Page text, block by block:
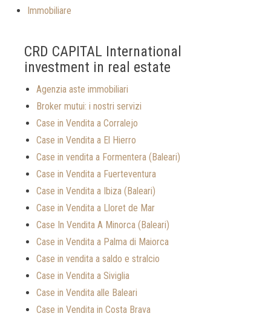
Immobiliare
CRD CAPITAL International
investment in real estate
Agenzia aste immobiliari
Broker mutui: i nostri servizi
Case in Vendita a Corralejo
Case in Vendita a El Hierro
Case in vendita a Formentera (Baleari)
Case in Vendita a Fuerteventura
Case in Vendita a Ibiza (Baleari)
Case in Vendita a Lloret de Mar
Case In Vendita A Minorca (Baleari)
Case in Vendita a Palma di Maiorca
Case in vendita a saldo e stralcio
Case in Vendita a Siviglia
Case in Vendita alle Baleari
Case in Vendita in Costa Brava